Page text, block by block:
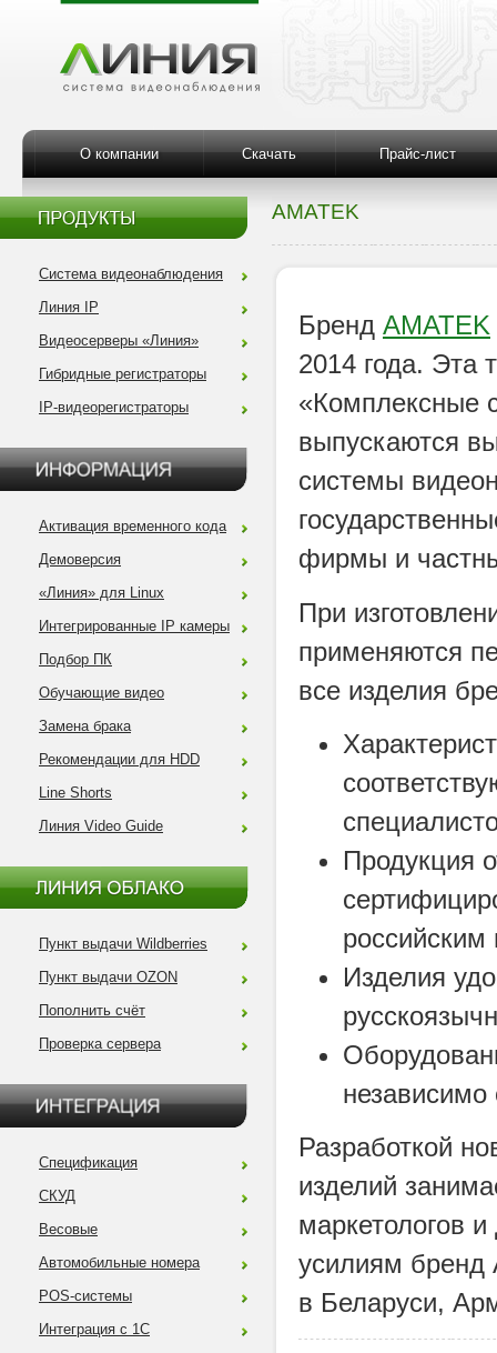
О компании Скачать Прайс-лист
Система видеонаблюдения
Линия IP
Видеосерверы «Линия»
Гибридные регистраторы
IP-видеорегистраторы
Активация временного кода
Демоверсия
«Линия» для Linux
Интегрированные IP камеры
Подбор ПК
Обучающие видео
Замена брака
Рекомендации для HDD
Line Shorts
Линия Video Guide
Пункт выдачи Wildberries
Пункт выдачи OZON
Пополнить счёт
Проверка сервера
Спецификация
СКУД
Весовые
Автомобильные номера
POS-системы
Интеграция с 1С
AMATEK
Бренд AMATEK
2014 года. Эта
«Комплексные
выпускаются
системы
фирмы и
При
применяются
все изделия
Продукция
российским
Изделия
Разработкой
изделий
маркетологов
усилиям бренд
в Беларуси,